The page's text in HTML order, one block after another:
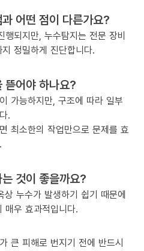
어떤 점이 다른가요?
되지만, 누수탐지는 전문 장비
정밀하게 진단합니다.
뜯어야 하나요?
가능하지만, 구조에 따라 일부
.
최소한의 작업만으로 문제를 효
것이 좋을까요?
누수가 발생하기 쉽기 때문에
매우 효과적입니다.
큰 피해로 번지기 전에 반드시